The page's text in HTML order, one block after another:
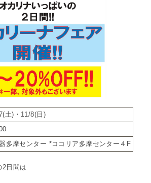
土)・11/8(日)
多摩センター *ココリア多摩センター４F
2日間は